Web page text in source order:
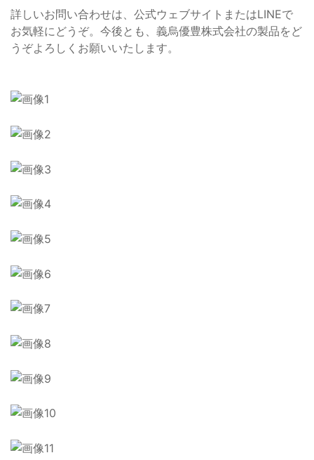
詳しいお問い合わせは、公式ウェブサイトまたはLINEで
お気軽にどうぞ。今後とも、義烏優豊株式会社の製品をど
うぞよろしくお願いいたします。